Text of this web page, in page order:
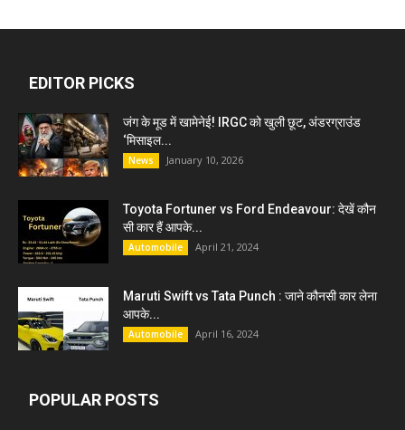
EDITOR PICKS
जंग के मूड में खामेनेई! IRGC को खुली छूट, अंडरग्राउंड
‘मिसाइल...
News January 10, 2026
Toyota Fortuner vs Ford Endeavour: देखें कौन
सी कार हैं आपके...
Automobile April 21, 2024
Maruti Swift vs Tata Punch : जाने कौनसी कार लेना
आपके...
Automobile April 16, 2024
POPULAR POSTS